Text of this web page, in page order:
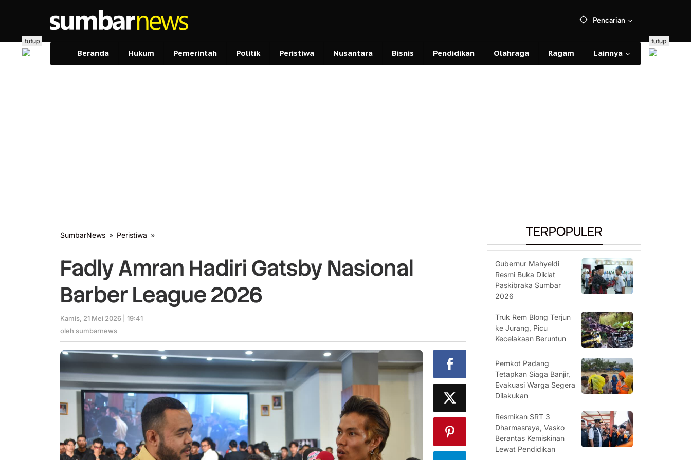
Pencarian
Beranda Hukum Pemerintah Politik Peristiwa Nusantara Bisnis Pendidikan Olahraga Ragam Lainnya
tutup tutup
SumbarNews » Peristiwa »
Gatsby
Nasional
Barber
League
Fadly Amran Hadiri Gatsby Nasional
Barber League 2026
Kamis, 21 Mei 2026 | 19:41
oleh sumbarnews
TERPOPULER
Gubernur Mahyeldi
Resmi Buka Diklat
Paskibraka Sumbar
2026
Truk Rem Blong Terjun
ke Jurang, Picu
Kecelakaan Beruntun
Pemkot Padang
Tetapkan Siaga Banjir,
Evakuasi Warga Segera
Dilakukan
Resmikan SRT 3
Dharmasraya, Vasko
Berantas Kemiskinan
Lewat Pendidikan